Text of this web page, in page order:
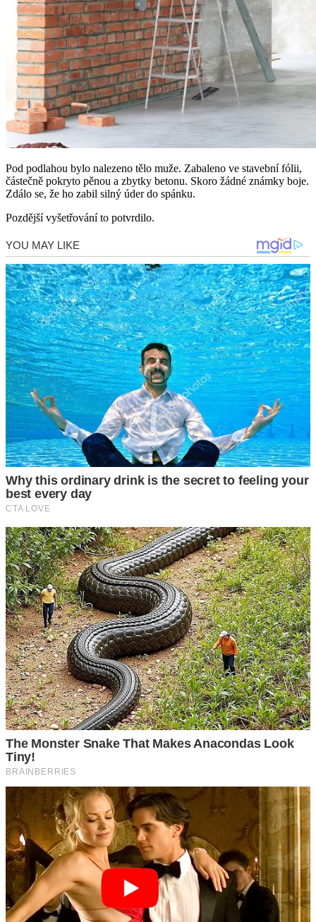
Pod podlahou bylo nalezeno tělo muže. Zabaleno ve stavební fólii,
částečně pokryto pěnou a zbytky betonu. Skoro žádné známky boje.
Zdálo se, že ho zabil silný úder do spánku.
Pozdější vyšetřování to potvrdilo.